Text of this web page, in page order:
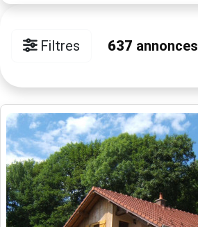
Filtres 637 annonces